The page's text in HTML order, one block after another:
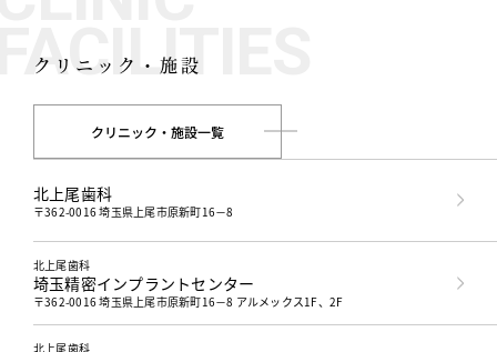
クリニック・施設
クリニック・施設一覧
北上尾歯科
〒362-0016 埼玉県上尾市原新町16−8
北上尾歯科
埼玉精密インプラントセンター
〒362-0016 埼玉県上尾市原新町16－8 アルメックス1F、2F
北上尾歯科